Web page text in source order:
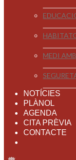
MEDI
NOTÍCIES
PLÀNOL
AGENDA
CITA PRÈVIA
CONTACTE